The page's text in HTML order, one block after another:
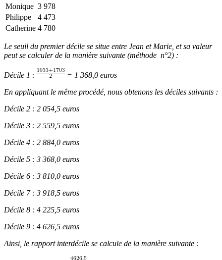
Monique 3 978
Philippe
4 473
Catherine 4 780
Le seuil du premier décile se situe entre Jean et Marie, et sa valeur
peut se calculer de la manière suivante (méthode n°2) :
Décile 1 :
= 1 368,0 euros
En appliquant le même procédé, nous obtenons les déciles suivants :
Décile 2 : 2 054,5 euros
Décile 3 : 2 559,5 euros
Décile 4 : 2 884,0 euros
Décile 5 : 3 368,0 euros
Décile 6 : 3 810,0 euros
Décile 7 : 3 918,5 euros
Décile 8 : 4 225,5 euros
Décile 9 : 4 626,5 euros
Ainsi, le rapport interdécile se calcule de la manière suivante :